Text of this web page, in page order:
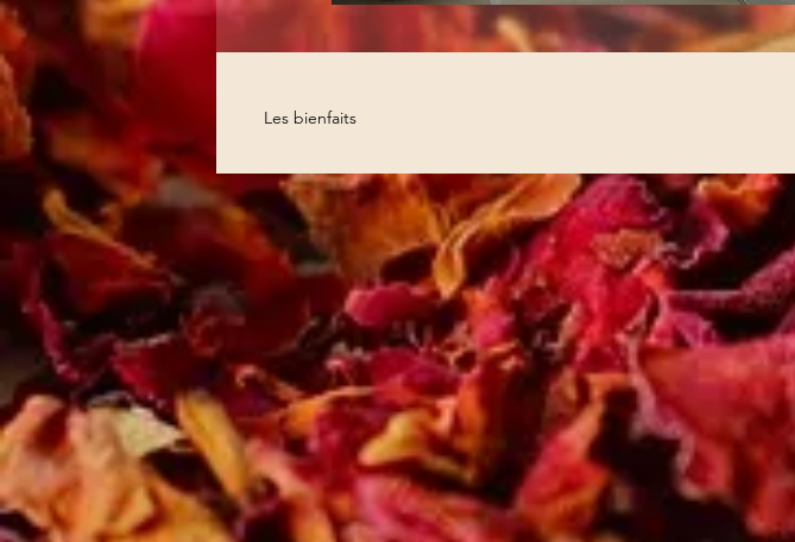
Les bienfaits
Recommended against bronchitis, dry cough, inflammation of the throat
Reduces inflammation of the intestine and acts as a laxative